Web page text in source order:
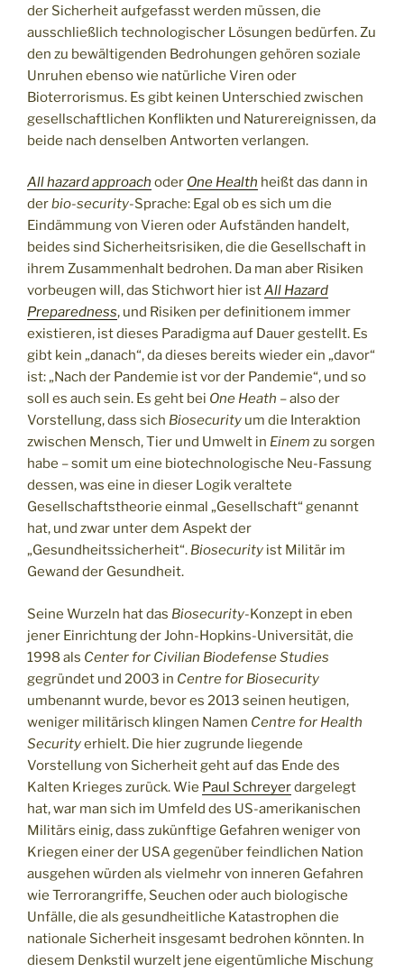
der Sicherheit aufgefasst werden müssen, die
ausschließlich technologischer Lösungen bedürfen. Zu
den zu bewältigenden Bedrohungen gehören soziale
Unruhen ebenso wie natürliche Viren oder
Bioterrorismus. Es gibt keinen Unterschied zwischen
gesellschaftlichen Konflikten und Naturereignissen, da
beide nach denselben Antworten verlangen.
All hazard approach oder One Health heißt das dann in
derbio-security-Sprache: Egal ob es sich um die
Eindämmung von Vieren oder Aufständen handelt,
beides sind Sicherheitsrisiken, die die Gesellschaft in
ihrem Zusammenhalt bedrohen. Da man aber Risiken
vorbeugen will, das Stichwort hier istAll Hazard
Preparedness, und Risiken per definitionem immer
existieren, ist dieses Paradigma auf Dauer gestellt. Es
gibt kein „danach“, da dieses bereits wieder ein „davor“
ist: „Nach der Pandemie ist vor der Pandemie“, und so
soll es auch sein. Es geht bei One Heath – also der
Vorstellung, dass sich Biosecurity um die Interaktion
zwischen Mensch, Tier und Umwelt in Einem zu sorgen
habe – somit um eine biotechnologische Neu-Fassung
dessen, was eine in dieser Logik veraltete
Gesellschaftstheorie einmal „Gesellschaft“ genannt
hat, und zwar unter dem Aspekt der
„Gesundheitssicherheit“. Biosecurity ist Militär im
Gewand der Gesundheit.
Seine Wurzeln hat das Biosecurity-Konzept in eben
jener Einrichtung der John-Hopkins-Universität, die
1998 als Center for Civilian Biodefense Studies
gegründet und 2003 in Centre for Biosecurity
umbenannt wurde, bevor es 2013 seinen heutigen,
weniger militärisch klingen Namen Centre for Health
Securityerhielt. Die hier zugrunde liegende
Vorstellung von Sicherheit geht auf das Ende des
Kalten Krieges zurück. Wie Paul Schreyerdargelegt
hat, war man sich im Umfeld des US-amerikanischen
Militärs einig, dass zukünftige Gefahren weniger von
Kriegen einer der USA gegenüber feindlichen Nation
ausgehen würden als vielmehr von inneren Gefahren
wie Terrorangriffe, Seuchen oder auch biologische
Unfälle, die als gesundheitliche Katastrophen die
nationale Sicherheit insgesamt bedrohen könnten. In
diesem Denkstil wurzelt jene eigentümliche Mischung